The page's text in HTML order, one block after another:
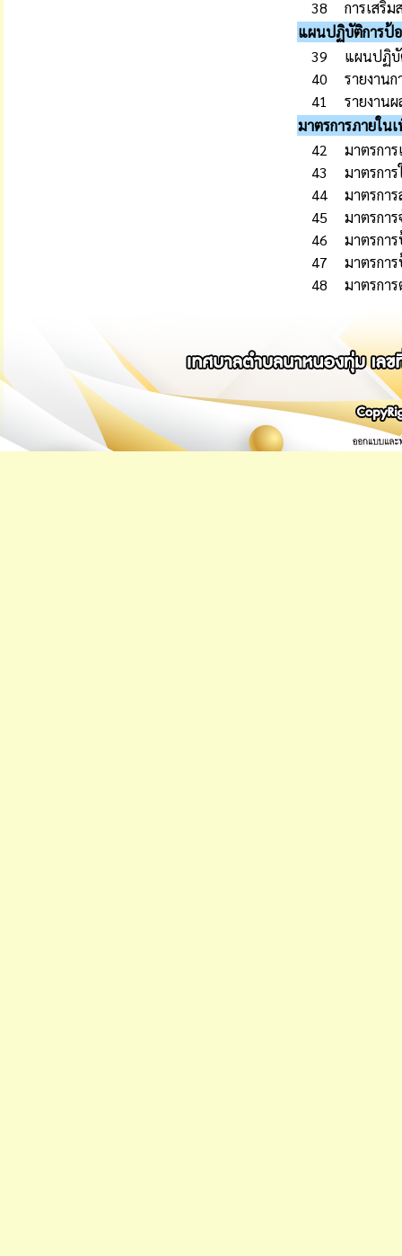
38
การเสริ
แผนปฏิบัติการป้
39
แผนปฏิบั
40
รายงาน
41
รายงาน
มาตรการภายใน
42
มาตรกา
43
มาตรกา
44
มาตรการ
45
มาตรการ
46
มาตรกา
47
มาตรกา
48
มาตรกา